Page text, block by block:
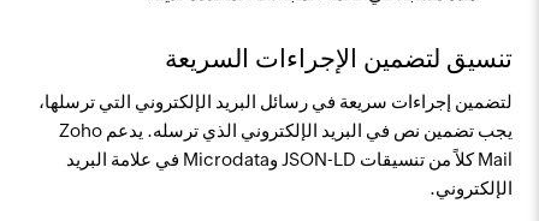
تنسيق لتضمين الإجراءات السريعة
لتضمين إجراءات سريعة في رسائل البريد الإلكتروني التي ترسلها،
يجب تضمين نص في البريد الإلكتروني الذي ترسله. يدعم Zoho
Mail كلاً من تنسيقات JSON-LD وMicrodata في علامة البريد
الإلكتروني.